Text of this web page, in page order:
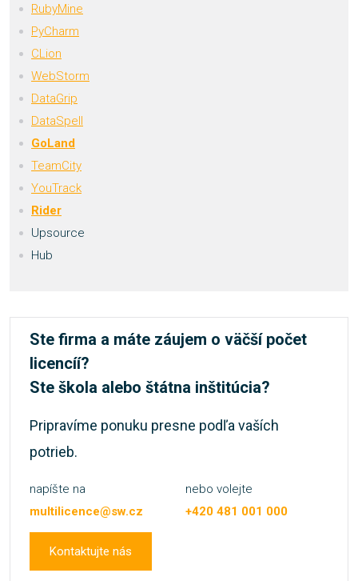
RubyMine
PyCharm
CLion
WebStorm
DataGrip
DataSpell
GoLand
TeamCity
YouTrack
Rider
Upsource
Hub
Ste firma a máte záujem o väčší počet
licencíí?
Ste škola alebo štátna inštitúcia?
Pripravíme ponuku presne podľa vaších
potrieb.
napíšte na
multilicence@sw.cz
nebo volejte
+420 481 001 000
Kontaktujte nás